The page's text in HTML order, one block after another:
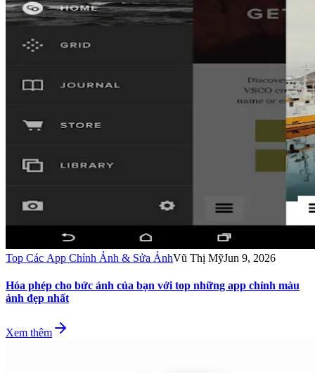
Top Các App Chỉnh Ảnh & Sửa ẢnhVũ Thị MỹJun 9, 2026
Hóa phép cho bức ảnh của bạn với top những app chỉnh màu
ảnh đẹp nhất
Xem thêm